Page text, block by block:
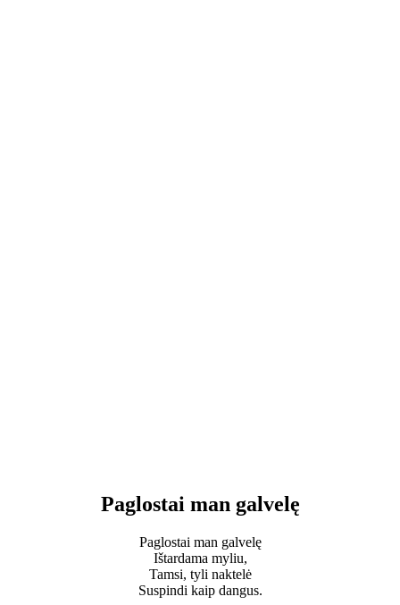
Paglostai man galvelę
Paglostai man galvelę
Ištardama myliu,
Tamsi, tyli naktelė
Suspindi kaip dangus.